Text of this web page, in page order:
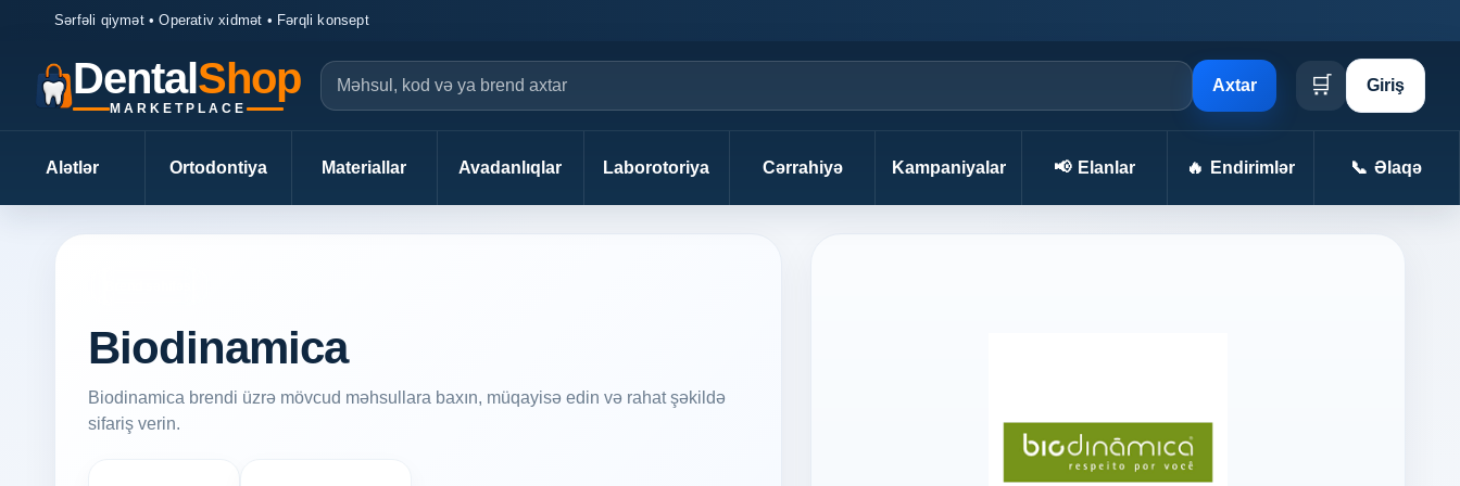
Sərfəli qiymət • Operativ xidmət • Fərqli konsept
DentalShop
MARKETPLACE
Axtar 🛒 Giriş
Alətlər Ortodontiya Materiallar Avadanlıqlar Laborotoriya Cərrahiyə Kampaniyalar 📢 Elanlar 🔥 Endirimlər 📞 Əlaqə
Biodinamica
Biodinamica brendi üzrə mövcud məhsullara baxın, müqayisə edin və rahat şəkildə
sifariş verin.